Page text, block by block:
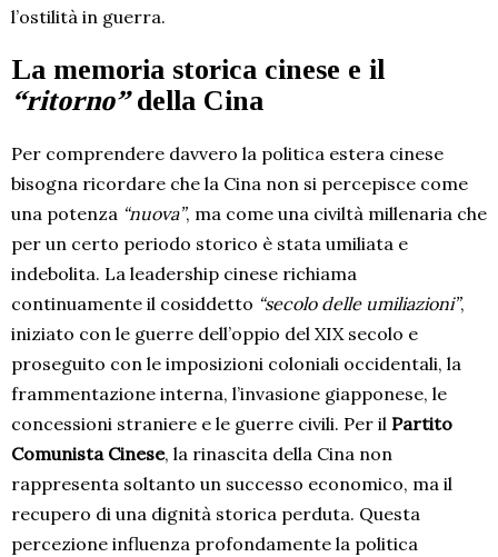
l’ostilità in guerra.
La memoria storica cinese e il
“ritorno”della Cina
Per comprendere davvero la politica estera cinese
bisogna ricordare che la Cina non si percepisce come
una potenza “nuova”, ma come una civiltà millenaria che
per un certo periodo storico è stata umiliata e
indebolita. La leadership cinese richiama
continuamente il cosiddetto “secolo delle umiliazioni”,
iniziato con le guerre dell’oppio del XIX secolo e
proseguito con le imposizioni coloniali occidentali, la
frammentazione interna, l’invasione giapponese, le
concessioni straniere e le guerre civili. Per il Partito
Comunista Cinese, la rinascita della Cina non
rappresenta soltanto un successo economico, ma il
recupero di una dignità storica perduta. Questa
percezione influenza profondamente la politica